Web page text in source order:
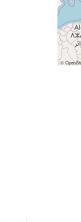
22 200 Kč
22 200
22 200 Kč
©